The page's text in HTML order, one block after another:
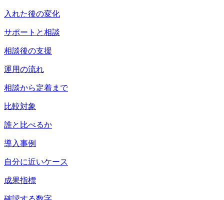
入れた後の変化
サポートと相談
相談後の支援
運用の流れ
相談から定着まで
比較対象
誰と比べるか
導入事例
自分に近いケース
成果指標